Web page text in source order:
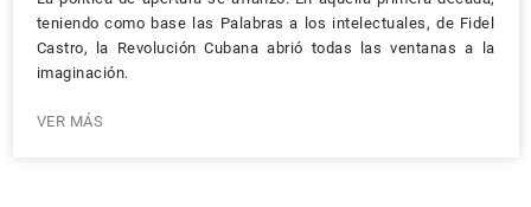
teniendo como base las Palabras a los intelectuales, de Fidel
Castro, la Revolución Cubana abrió todas las ventanas a la
imaginación.
VER MÁS